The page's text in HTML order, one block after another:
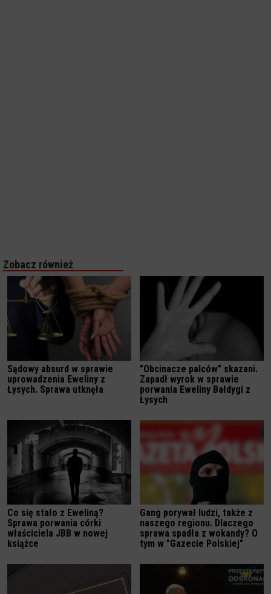
Zobacz również
Sądowy absurd w sprawie
uprowadzenia Eweliny z
Łysych. Sprawa utknęła
"Obcinacze palców" skazani.
Zapadł wyrok w sprawie
porwania Eweliny Bałdygi z
Łysych
Co się stało z Eweliną?
Sprawa porwania córki
właściciela JBB w nowej
książce
Gang porywał ludzi, także z
naszego regionu. Dlaczego
sprawa spadła z wokandy? O
tym w "Gazecie Polskiej"